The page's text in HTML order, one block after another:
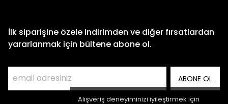
Alışveriş deneyiminizi iyileştirmek için
İlk siparişine özele indirimden ve diğer fırsatlardan
yararlanmak için bültene abone ol.
ABONE OL